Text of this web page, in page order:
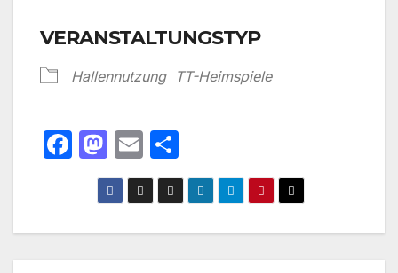
VERANSTALTUNGSTYP
Hallennutzung TT-Heimspiele
F
e
M
a
st
o
E
m
ail
ei
le
n